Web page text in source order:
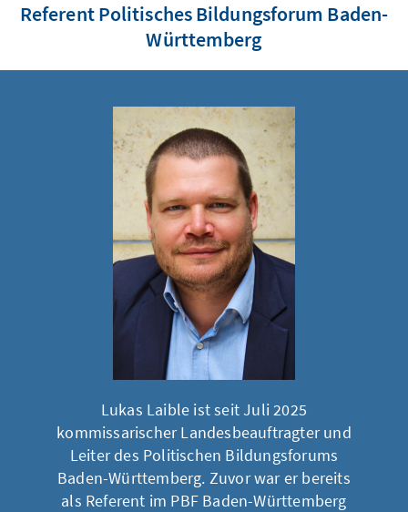
Referent Politisches Bildungsforum Baden-
Württemberg
Lukas Laible ist seit Juli 2025
kommissarischer Landesbeauftragter und
Leiter des Politischen Bildungsforums
Baden-Württemberg. Zuvor war er bereits
als Referent im PBF Baden-Württemberg